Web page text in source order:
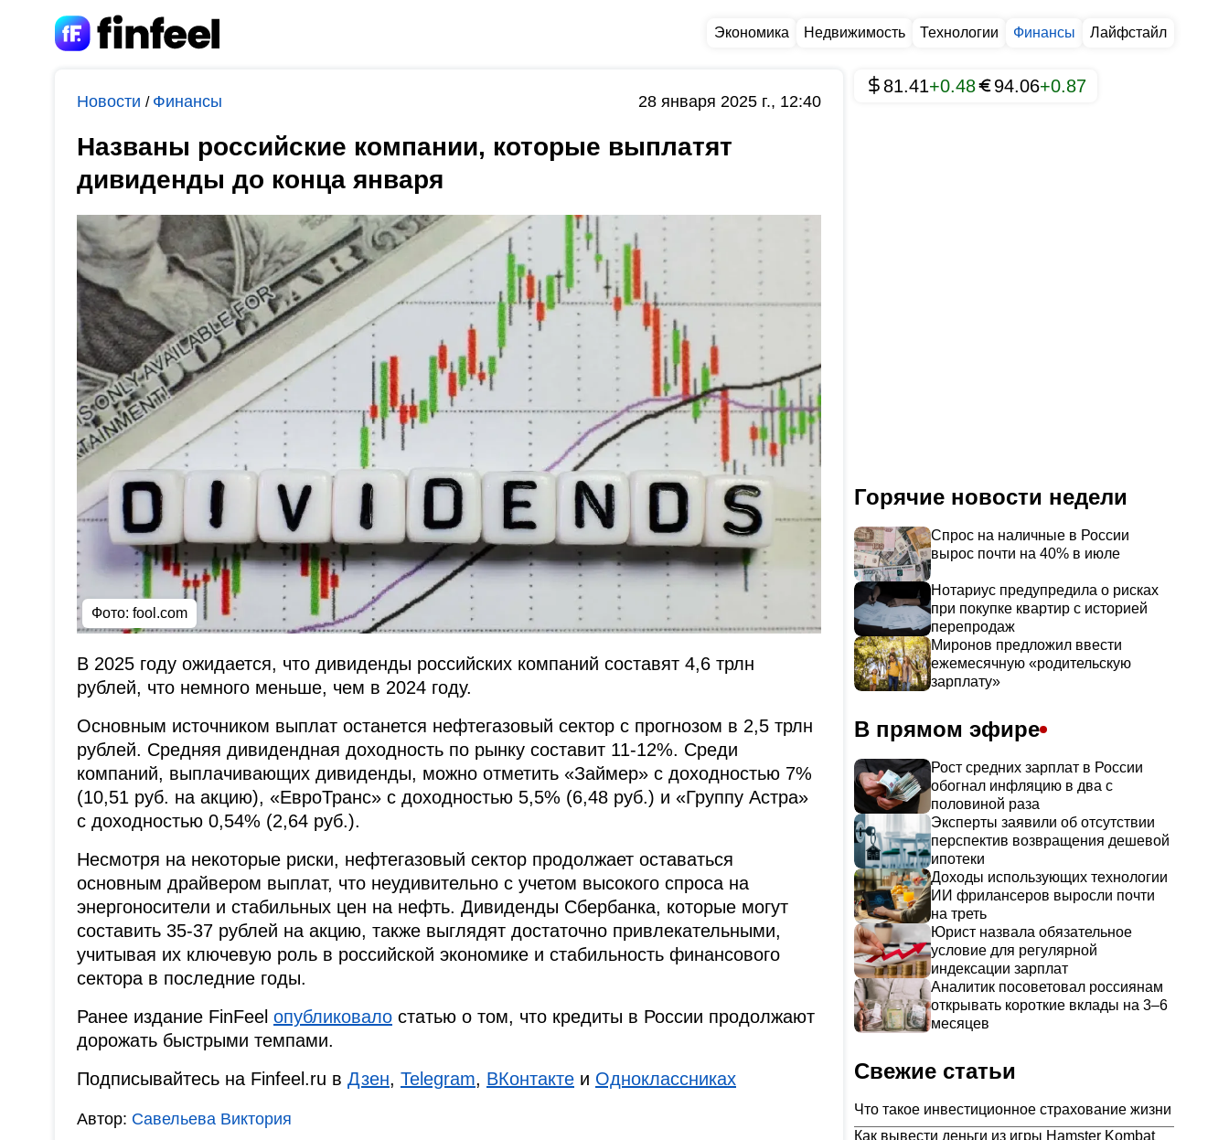
Экономика Недвижимость Технологии Финансы Лайфстайл
Новости / Финансы 28 января 2025 г., 12:40
Названы российские компании, которые выплатят
дивиденды до конца января
Фото: fool.com
В 2025 году ожидается, что дивиденды российских компаний составят 4,6 трлн
рублей, что немного меньше, чем в 2024 году.
Основным источником выплат останется нефтегазовый сектор с прогнозом в 2,5 трлн
рублей. Средняя дивидендная доходность по рынку составит 11-12%. Среди
компаний, выплачивающих дивиденды, можно отметить «Займер» с доходностью 7%
(10,51 руб. на акцию), «ЕвроТранс» с доходностью 5,5% (6,48 руб.) и «Группу Астра»
с доходностью 0,54% (2,64 руб.).
Несмотря на некоторые риски, нефтегазовый сектор продолжает оставаться
основным драйвером выплат, что неудивительно с учетом высокого спроса на
энергоносители и стабильных цен на нефть. Дивиденды Сбербанка, которые могут
составить 35-37 рублей на акцию, также выглядят достаточно привлекательными,
учитывая их ключевую роль в российской экономике и стабильность финансового
сектора в последние годы.
Ранее издание FinFeel опубликовало статью о том, что кредиты в России продолжают
дорожать быстрыми темпами.
Подписывайтесь на Finfeel.ru в Дзен, Telegram, ВКонтакте и Одноклассниках
Автор: Савельева Виктория
81.41+0.48 94.06+0.87
Горячие новости недели
Спрос на наличные в России
вырос почти на 40% в июле
Нотариус предупредила о рисках
при покупке квартир с историей
перепродаж
Миронов предложил ввести
ежемесячную «родительскую
зарплату»
В прямом эфире
Рост средних зарплат в России
обогнал инфляцию в два с
половиной раза
Эксперты заявили об отсутствии
перспектив возвращения дешевой
ипотеки
Доходы использующих технологии
ИИ фрилансеров выросли почти
на треть
Юрист назвала обязательное
условие для регулярной
индексации зарплат
Аналитик посоветовал россиянам
открывать короткие вклады на 3–6
месяцев
Свежие статьи
Что такое инвестиционное страхование жизни
Как вывести деньги из игры Hamster Kombat